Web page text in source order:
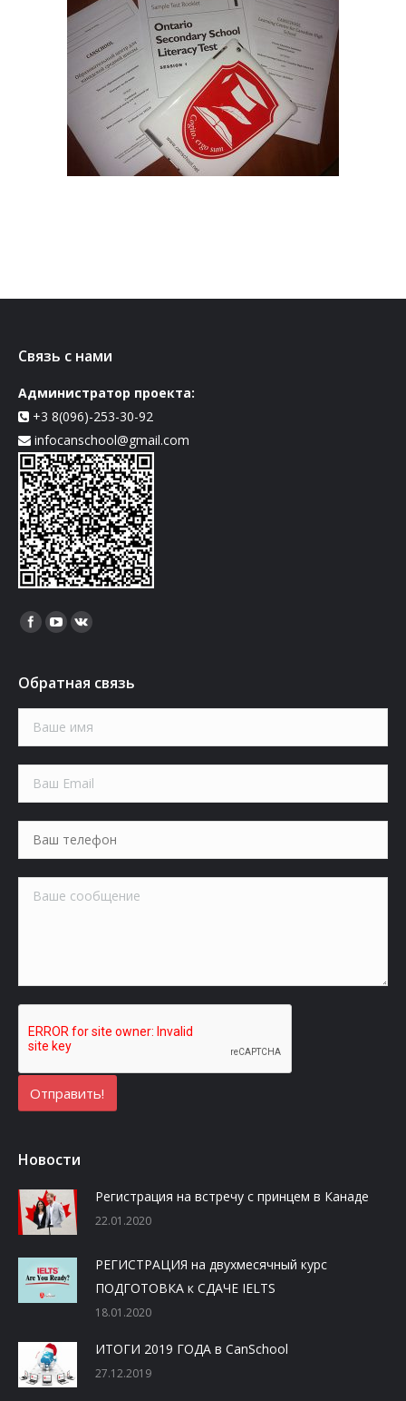
Связь с нами
Администратор проекта:
+3 8(096)-253-30-92
infocanschool@gmail.com
Найдите нас:
Обратная связь
Новости
Регистрация на встречу с принцем в Канаде
22.01.2020
РЕГИСТРАЦИЯ на двухмесячный курс
ПОДГОТОВКА к СДАЧЕ IELTS
18.01.2020
ИТОГИ 2019 ГОДА в CanSchool
27.12.2019